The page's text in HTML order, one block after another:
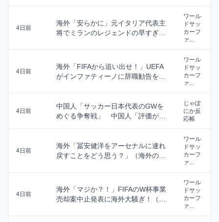
4日前
海外「安らかに」元イタリア代表主
将でミランのレジェンドの早すぎる
ワール
ドサッ
カーフ
ァ...
4日前
海外「FIFAから追い出せ！」UEFA
がインファティーノに辞職勧告を行
ワール
ドサッ
カーフ
ァ...
4日前
中国人「サッカー日本代表のGWを
めぐる争奪戦」 中国人「評価が爆
じゃぽ
にか反
応帳
4日前
海外「冨安健洋をアーセナルに連れ
戻すことをどう思う？」（海外の反
ワール
ドサッ
カーフ
ァ...
4日前
海外「マジか？！」FIFAのW杯事業
売却案中止発表に海外大騒ぎ！（海
ワール
ドサッ
カーフ
ァ...